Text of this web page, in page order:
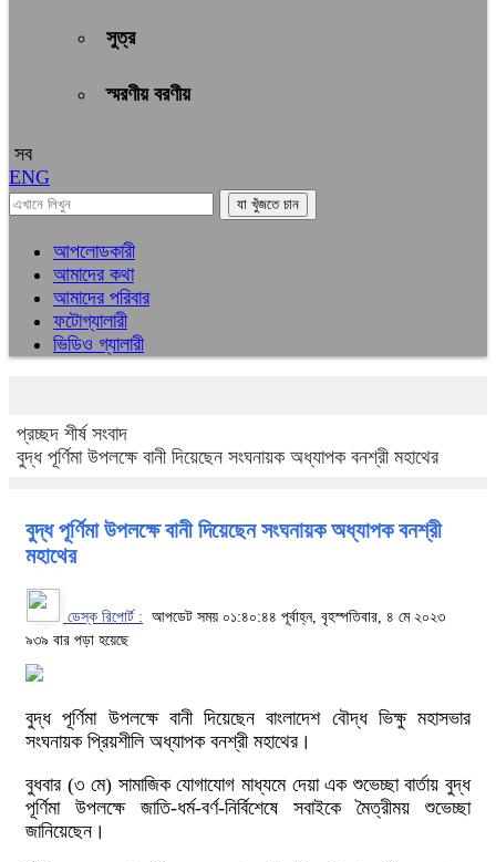
সুত্র
স্মরণীয় বরণীয়
সব
ENG
আপলোডকারী
আমাদের কথা
আমাদের পরিবার
ফটোগ্যালারী
ভিডিও গ্যালারী
প্রচ্ছদ শীর্ষ সংবাদ
বুদ্ধ পূর্ণিমা উপলক্ষে বানী দিয়েছেন সংঘনায়ক অধ্যাপক বনশ্রী মহাথের
বুদ্ধ পূর্ণিমা উপলক্ষে বানী দিয়েছেন সংঘনায়ক অধ্যাপক বনশ্রী
মহাথের
ডেস্ক রিপোর্ট : আপডেট সময় ০১:৪০:৪৪ পূর্বাহ্ন, বৃহস্পতিবার, ৪ মে ২০২৩
৯৩৯ বার পড়া হয়েছে
বুদ্ধ পূর্ণিমা উপলক্ষে বানী দিয়েছেন বাংলাদেশ বৌদ্ধ ভিক্ষু মহাসভার
সংঘনায়ক প্রিয়শীলি অধ্যাপক বনশ্রী মহাথের।
বুধবার (৩ মে) সামাজিক যোগাযোগ মাধ্যমে দেয়া এক শুভেচ্ছা বার্তায় বুদ্ধ
পূর্ণিমা উপলক্ষে জাতি-ধর্ম-বর্ণ-নির্বিশেষে সবাইকে মৈত্রীময় শুভেচ্ছা
জানিয়েছেন।